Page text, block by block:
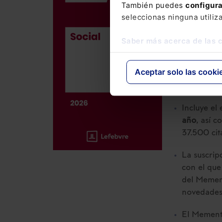
También puedes
seleccionas ninguna
Saber más acerca de las
Aceptar solo las
186,00
La obra
laboral y
Incluye el
año, así
37.500
La
con el
del
El